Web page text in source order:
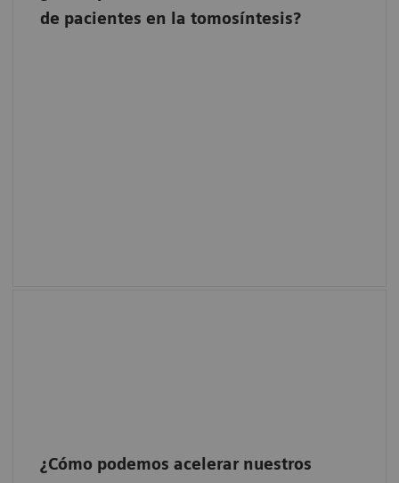
de pacientes en la tomosíntesis?
¿Cómo podemos acelerar nuestros